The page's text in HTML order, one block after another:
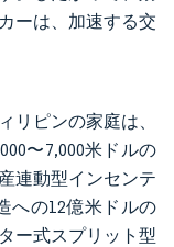
ーは、加速する交
リピンの家庭は、
〜7,000米ドルの
連動型インセンテ
への12億米ドルの
ー式スプリット型